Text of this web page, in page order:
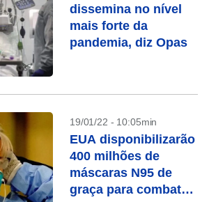
dissemina no nível
mais forte da
pandemia, diz Opas
19/01/22 - 10:05min
EUA disponibilizarão
400 milhões de
máscaras N95 de
graça para combater